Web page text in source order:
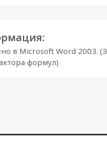
в Microsoft Word 2003.
формул)